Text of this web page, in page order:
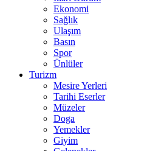
Ekonomi
Sağlık
Ulaşım
Basın
Spor
Ünlüler
Turizm
Mesire Yerleri
Tarihi Eserler
Müzeler
Doga
Yemekler
Giyim